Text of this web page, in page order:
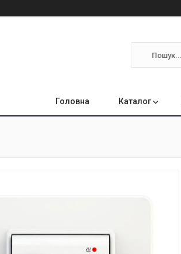
Головна Каталог